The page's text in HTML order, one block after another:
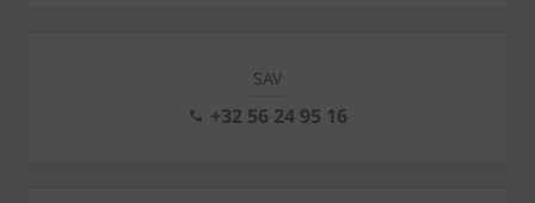
SAV
+32 56 24 95 16